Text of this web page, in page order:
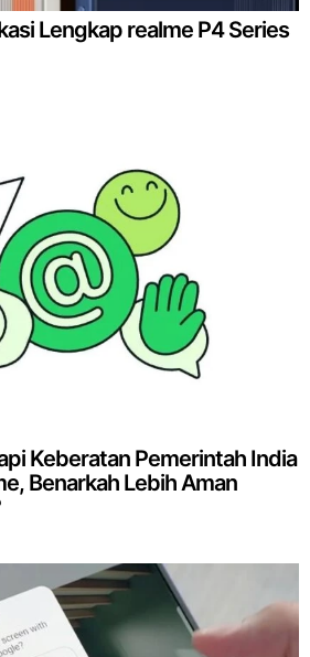
Lengkap realme P4 Series
Keberatan Pemerintah India
Benarkah Lebih Aman